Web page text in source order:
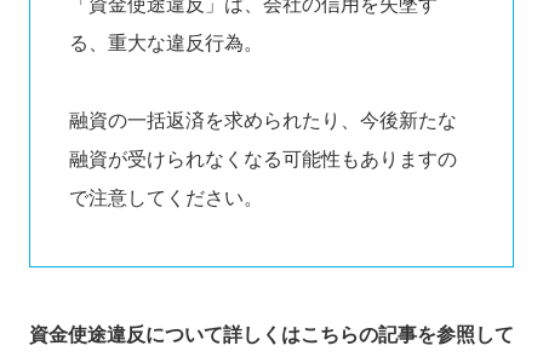
「資金使途違反」は、会社の信用を失墜す
る、重大な違反行為。
融資の一括返済を求められたり、今後新たな
融資が受けられなくなる可能性もありますの
で注意してください。
資金使途違反について詳しくはこちらの記事を参照して